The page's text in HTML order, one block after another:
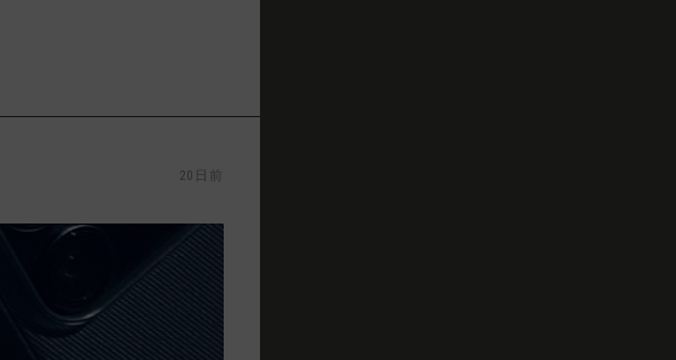
20日前